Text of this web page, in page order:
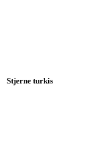
Stjerne turkis